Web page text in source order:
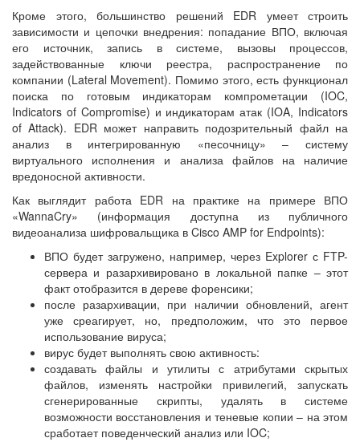
Кроме этого, большинство решений EDR умеет строить
зависимости и цепочки внедрения: попадание ВПО, включая
его источник, запись в системе, вызовы процессов,
задействованные ключи реестра, распространение по
компании (Lateral Movement). Помимо этого, есть функционал
поиска по готовым индикаторам компрометации (IOC,
Indicators of Compromise) и индикаторам атак (IOA, Indicators
of Attack). EDR может направить подозрительный файл на
анализ в интегрированную «песочницу» – систему
виртуального исполнения и анализа файлов на наличие
вредоносной активности.
Как выглядит работа EDR на практике на примере ВПО
«WannaCry» (информация доступна из публичного
видеоанализа шифровальщика в Cisco AMP for Endpoints):
ВПО будет загружено, например, через Explorer с FTP-
сервера и разархивировано в локальной папке – этот
факт отобразится в дереве форенсики;
после разархивации, при наличии обновлений, агент
уже среагирует, но, предположим, что это первое
использование вируса;
вирус будет выполнять свою активность:
создавать файлы и утилиты с атрибутами скрытых
файлов, изменять настройки привилегий, запускать
сгенерированные скрипты, удалять в системе
возможности восстановления и теневые копии – на этом
сработает поведенческий анализ или IOC;